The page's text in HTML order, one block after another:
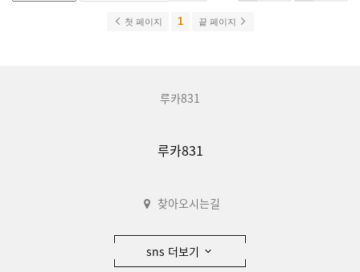
첫 페이지 1 끝 페이지
루카831
루카831
찾아오시는길
sns 더보기